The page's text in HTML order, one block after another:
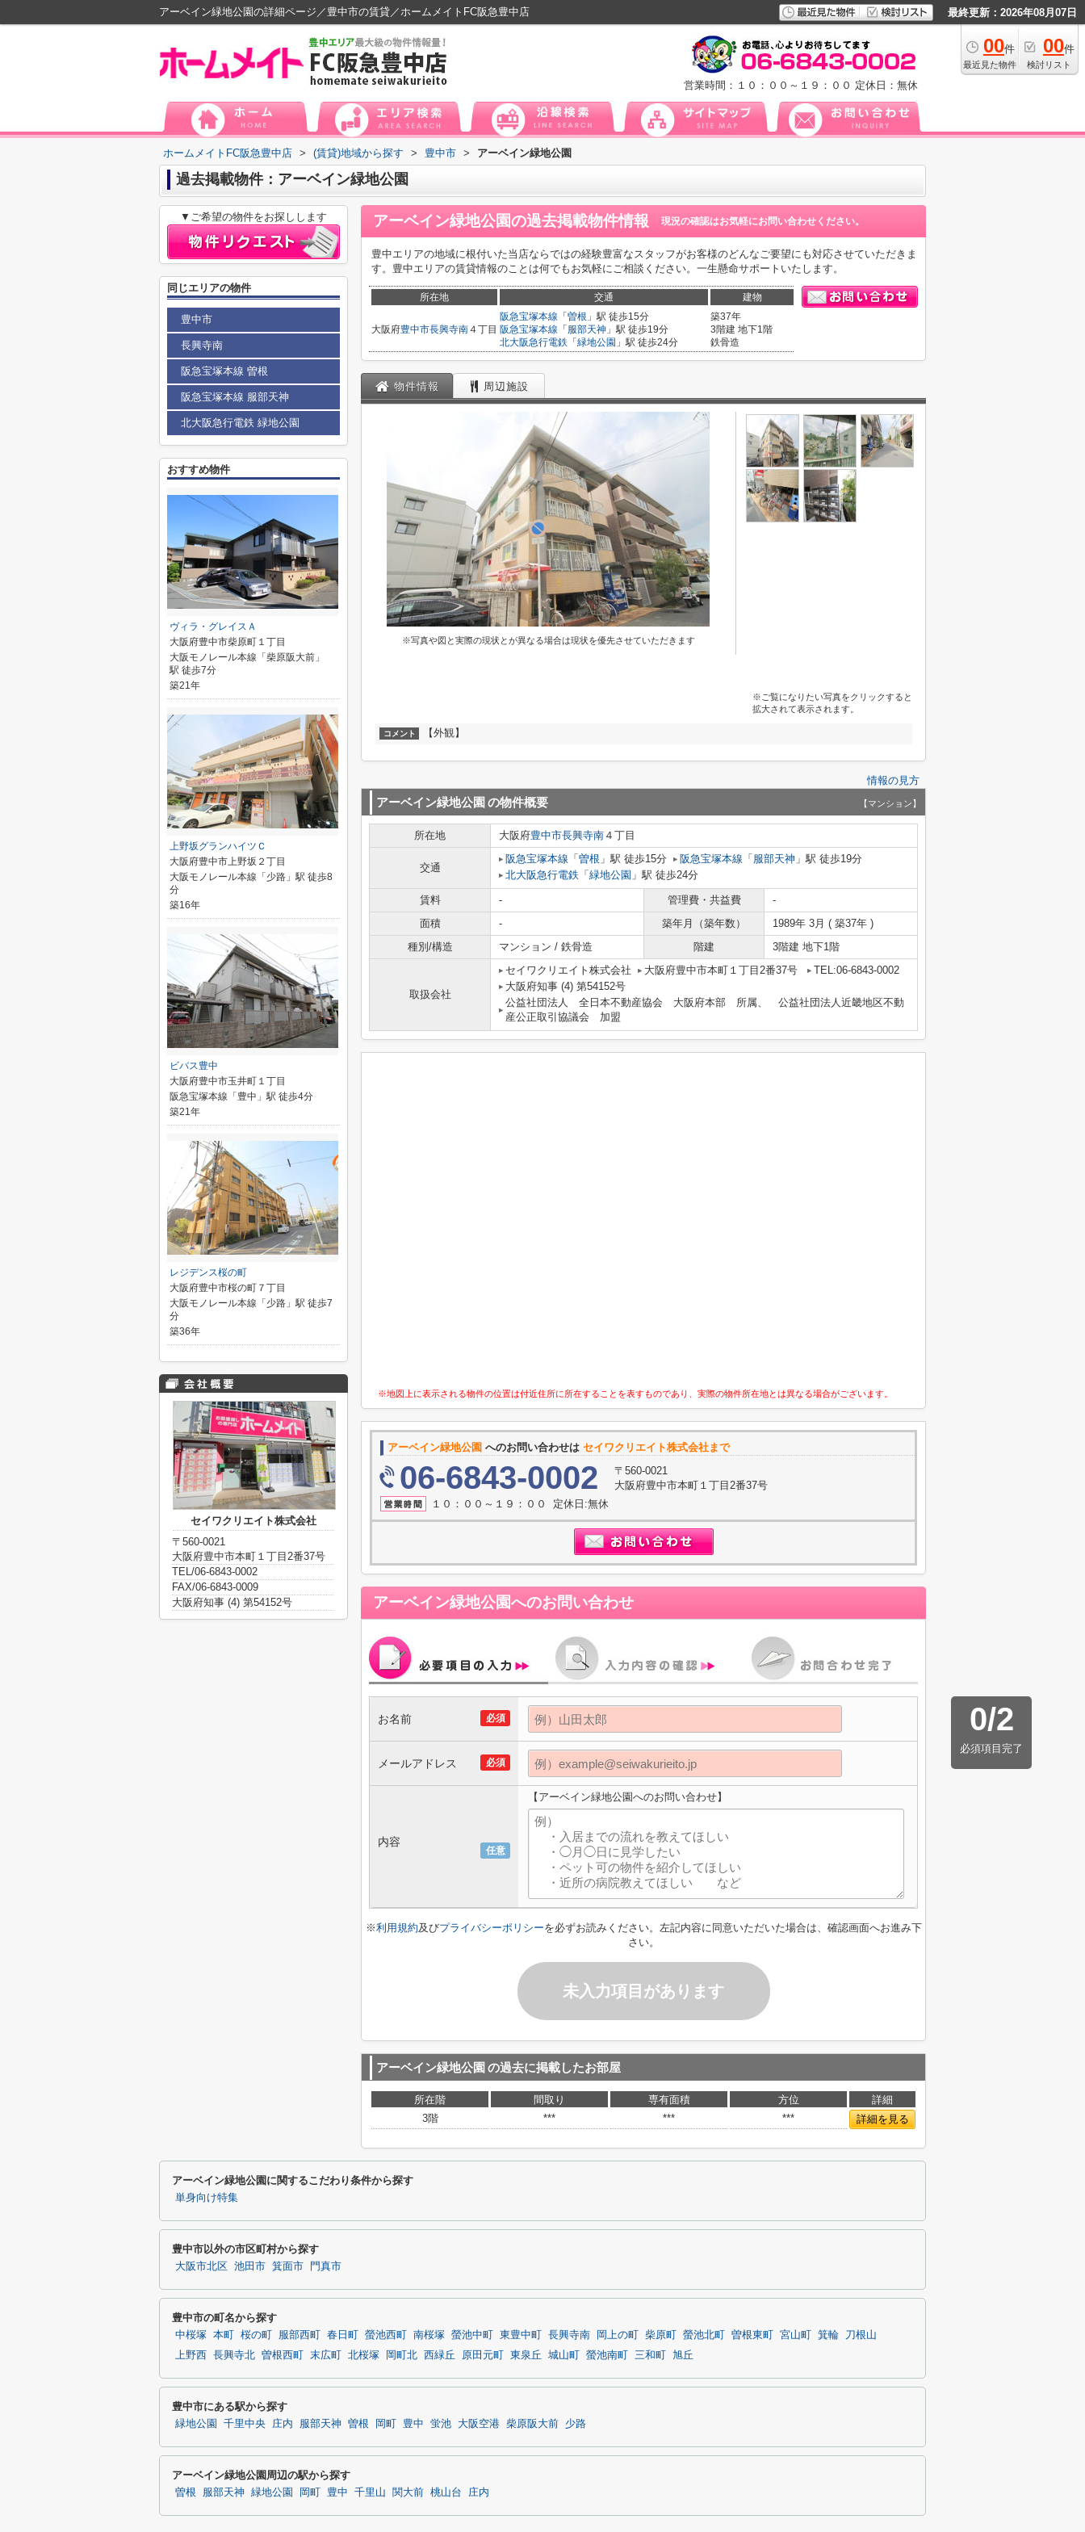
アーベイン緑地公園の詳細ページ／豊中市の賃貸／ホームメイトFC阪急豊中店 最終更新：2026年08月07日
00件
最近見た物件
00件
検討リスト
営業時間：１０：００～１９：００ 定休日：無休
ホームメイトFC阪急豊中店 > (賃貸)地域から探す > 豊中市 > アーベイン緑地公園
過去掲載物件：アーベイン緑地公園
アーベイン緑地公園の過去掲載物件情報 現況の確認はお気軽にお問い合わせください。
豊中エリアの地域に根付いた当店ならではの経験豊富なスタッフがお客様のどんなご要望にも対応させていただきま
す。豊中エリアの賃貸情報のことは何でもお気軽にご相談ください。一生懸命サポートいたします。
所在地 交通 建物
大阪府豊中市長興寺南４丁目
阪急宝塚本線 「 曽根 」駅 徒歩15分
阪急宝塚本線 「 服部天神 」駅 徒歩19分
北大阪急行電鉄 「 緑地公園 」駅 徒歩24分
築37年
3階建 地下1階
鉄骨造
物件情報 周辺施設
※写真や図と実際の現状とが異なる場合は現状を優先させていただきます
※ご覧になりたい写真をクリックすると
拡大されて表示されます。
コメント 【外観】
情報の見方
アーベイン緑地公園 の物件概要 【マンション】
所在地 大阪府豊中市長興寺南 ４丁目
交通
阪急宝塚本線 「 曽根 」駅 徒歩15分 阪急宝塚本線 「 服部天神 」駅 徒歩19分
北大阪急行電鉄 「 緑地公園 」駅 徒歩24分
賃料 - 管理費・共益費
-
面積
- 築年月（築年数）
1989年 3月 ( 築37年 )
種別/構造
マンション / 鉄骨造 階建 3階建 地下1階
取扱会社
セイワクリエイト株式会社 大阪府豊中市本町１丁目2番37号
TEL:06-6843-0002
大阪府知事 (4) 第54152号
公益社団法人 全日本不動産協会 大阪府本部 所属、 公益社団法人近畿地区不動
産公正取引協議会 加盟
※地図上に表示される物件の位置は付近住所に所在することを表すものであり、実際の物件所在地とは異なる場合がございます。
アーベイン緑地公園 へのお問い合わせは セイワクリエイト株式会社まで
06-6843-0002
〒560-0021
大阪府豊中市本町１丁目2番37号
１０：００～１９：００ 定休日:無休
アーベイン緑地公園へのお問い合わせ
0/2
必須項目完了
必須
お名前
必須
メールアドレス
任意
内容
【アーベイン緑地公園へのお問い合わせ】
※利用規約及びプライバシーポリシーを必ずお読みください。左記内容に同意いただいた場合は、確認画面へお進み下
さい。
未入力項目があります
アーベイン緑地公園 の過去に掲載したお部屋
所在階 間取り 専有面積 方位
詳細
3階
*** *** *** 詳細を見る
▼ご希望の物件をお探しします
同じエリアの物件
豊中市
長興寺南
阪急宝塚本線 曽根
阪急宝塚本線 服部天神
北大阪急行電鉄 緑地公園
おすすめ物件
ヴィラ・グレイスＡ
大阪府豊中市柴原町１丁目
大阪モノレール本線「柴原阪大前」
駅 徒歩7分
築21年
上野坂グランハイツＣ
大阪府豊中市上野坂２丁目
大阪モノレール本線「少路」駅 徒歩8
分
築16年
ビバス豊中
大阪府豊中市玉井町１丁目
阪急宝塚本線「豊中」駅 徒歩4分
築21年
レジデンス桜の町
大阪府豊中市桜の町７丁目
大阪モノレール本線「少路」駅 徒歩7
分
築36年
セイワクリエイト株式会社
〒560-0021
大阪府豊中市本町１丁目2番37号
TEL/06-6843-0002
FAX/06-6843-0009
大阪府知事 (4) 第54152号
アーベイン緑地公園に関するこだわり条件から探す
単身向け特集
豊中市以外の市区町村から探す
大阪市北区 池田市 箕面市 門真市
豊中市の町名から探す
中桜塚 本町 桜の町 服部西町 春日町 螢池西町 南桜塚 螢池中町 東豊中町 長興寺南 岡上の町 柴原町 螢池北町 曽根東町 宮山町 箕輪
刀根山
上野西
長興寺北 曽根西町 末広町 北桜塚 岡町北 西緑丘 原田元町 東泉丘 城山町 螢池南町 三和町 旭丘
豊中市にある駅から探す
緑地公園 千里中央 庄内 服部天神 曽根 岡町 豊中 蛍池 大阪空港 柴原阪大前 少路
アーベイン緑地公園周辺の駅から探す
曽根 服部天神 緑地公園 岡町 豊中 千里山 関大前 桃山台 庄内